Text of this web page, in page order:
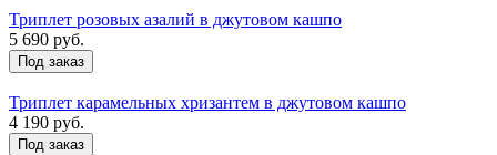
Триплет розовых азалий в джутовом кашпо
5 690 руб.
Под заказ
Триплет карамельных хризантем в джутовом кашпо
4 190 руб.
Под заказ